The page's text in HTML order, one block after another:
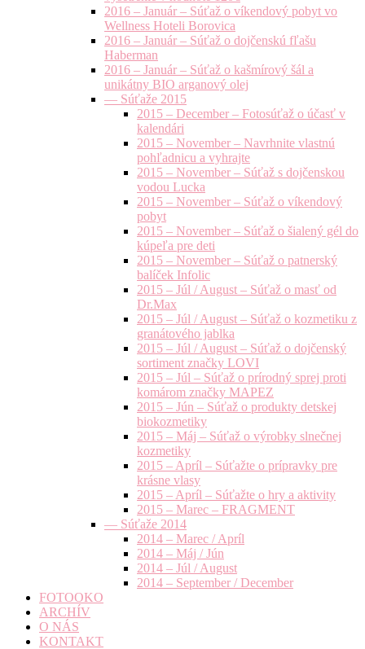
2016 – Január – Súťaž o víkendový pobyt vo
Wellness Hoteli Borovica
2016 – Január – Súťaž o dojčenskú fľašu
Haberman
2016 – Január – Súťaž o kašmírový šál a
unikátny BIO arganový olej
— Súťaže 2015
2015 – December – Fotosúťaž o účasť v
kalendári
2015 – November – Navrhnite vlastnú
pohľadnicu a vyhrajte
2015 – November – Súťaž s dojčenskou
vodou Lucka
2015 – November – Súťaž o víkendový
pobyt
2015 – November – Súťaž o šialený gél do
kúpeľa pre deti
2015 – November – Súťaž o patnerský
balíček Infolic
2015 – Júl / August – Súťaž o masť od
Dr.Max
2015 – Júl / August – Súťaž o kozmetiku z
granátového jablka
2015 – Júl / August – Súťaž o dojčenský
sortiment značky LOVI
2015 – Júl – Súťaž o prírodný sprej proti
komárom značky MAPEZ
2015 – Jún – Súťaž o produkty detskej
biokozmetiky
2015 – Máj – Súťaž o výrobky slnečnej
kozmetiky
2015 – Apríl – Súťažte o prípravky pre
krásne vlasy
2015 – Apríl – Súťažte o hry a aktivity
2015 – Marec – FRAGMENT
— Súťaže 2014
2014 – Marec / Apríl
2014 – Máj / Jún
2014 – Júl / August
2014 – September / December
FOTOOKO
ARCHÍV
O NÁS
KONTAKT